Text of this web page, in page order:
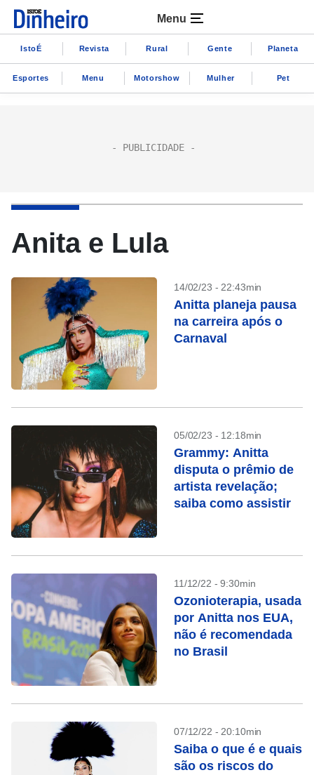
Menu
IstoÉ Revista Rural Gente Planeta
Esportes Menu Motorshow Mulher Pet
Anita e Lula
14/02/23 - 22:43min
Anitta planeja pausa
na carreira após o
Carnaval
05/02/23 - 12:18min
Grammy: Anitta
disputa o prêmio de
artista revelação;
saiba como assistir
11/12/22 - 9:30min
Ozonioterapia, usada
por Anitta nos EUA,
não é recomendada
no Brasil
07/12/22 - 20:10min
Saiba o que é e quais
são os riscos do